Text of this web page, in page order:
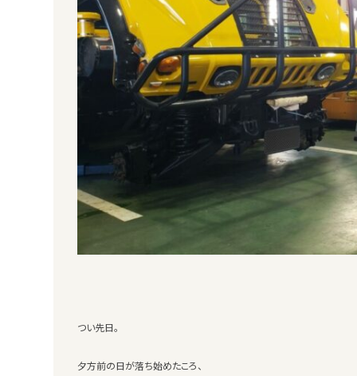
つい先日。
夕方前の日が落ち始めたころ、